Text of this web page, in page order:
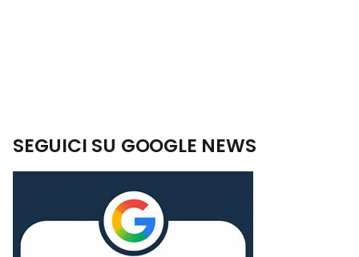
SEGUICI SU GOOGLE NEWS